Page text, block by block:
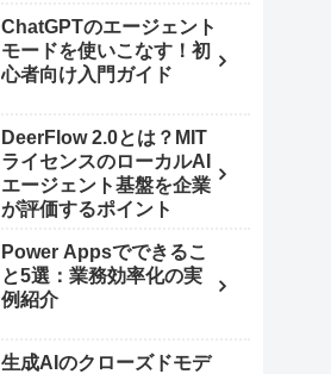
ChatGPTのエージェント
モードを使いこなす！初
心者向け入門ガイド
DeerFlow 2.0とは？MIT
ライセンスのローカルAI
エージェント基盤を企業
が評価するポイント
Power Appsでできるこ
と5選：業務効率化の実
例紹介
生成AIのクローズドモデ